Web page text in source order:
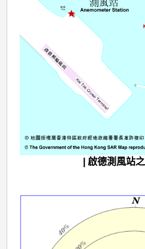
| 啟德測風站